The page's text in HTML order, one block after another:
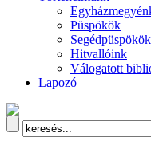
Püspökök
Segédpüspökök
Hitvallóink
Válogatott
Lapozó